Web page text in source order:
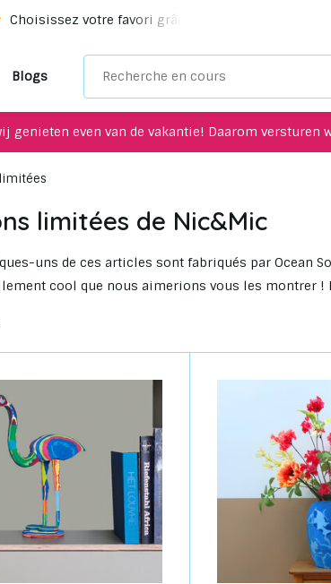
Des objets uniques à recycler pour votre
Blogs
genieten even van de vakantie! Daarom versturen
limitées de Nic&Mic
uns de ces articles sont fabriqués par Ocean
cool que nous aimerions vous les montrer !